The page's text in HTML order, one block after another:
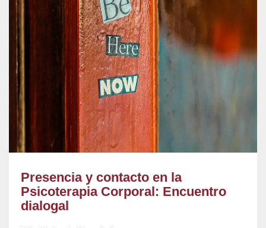
Presencia y contacto en la
Psicoterapia Corporal: Encuentro
dialogal